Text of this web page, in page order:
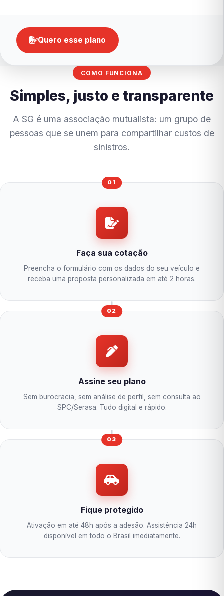
Quero esse plano
COMO FUNCIONA
Simples, justo e transparente
A SG é uma associação mutualista: um grupo de
pessoas que se unem para compartilhar custos de
sinistros.
01
Faça sua cotação
Preencha o formulário com os dados do seu veículo e
receba uma proposta personalizada em até 2 horas.
02
Assine seu plano
Sem burocracia, sem análise de perfil, sem consulta ao
SPC/Serasa. Tudo digital e rápido.
03
Fique protegido
Ativação em até 48h após a adesão. Assistência 24h
disponível em todo o Brasil imediatamente.